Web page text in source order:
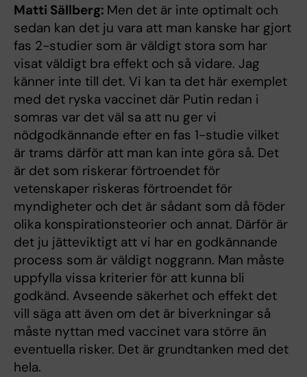
Matti Sällberg: Men det är inte optimalt och
sedan kan det ju vara att man kanske har gjort
fas 2-studier som är väldigt stora som har
visat väldigt bra effekt och så vidare. Jag
känner inte till det. Vi kan ta det här exemplet
med det ryska vaccinet där Putin redan i
somras var det väl sa att nu ger vi
nödgodkännande efter en fas 1-studie vilket
är trams därför att man kan inte göra så. Det
är det som riskerar förtroendet för
vetenskaper riskeras förtroendet för
myndigheter och det är sådant som då föder
olika konspirationsteorier och annat. Därför är
det ju jätteviktigt att vi har en godkännande
process som är väldigt noggrann. Man måste
uppfylla vissa kriterier för att kunna bli
godkänd. Avseende säkerhet och effekt det
vill säga att även om det är biverkningar så
måste nyttan med vaccinet vara större än
eventuella risker. Det är grundtanken med det
hela.